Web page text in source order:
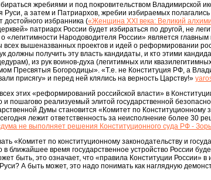
жребиями и под покровительством Владимирской
а затем и Патриархов, жребии избираемых
достойного избранника («Женщина XXI века: Великий
патриарх России будет избираться по другой, не
«легитимности Народоводителя России» является
вышеназванных проектов и идей о реформировании
должны получить эту власть кандидаты, и кто этими
из рук воинов-духа (легитимных или
Пресвятыя Богородицы». «Т.е. не Конституция РФ, а
присягу» и перед ней клялись на верность Царству!»
этих «реформирований российской власти» в
пошагово реализуемый элитой государственной
Думы становится «Комитет по Конституционному
лежит ответственность за неисполнение более 30
не выполняет решения Конституционного суда РФ -
«Комитет по конституционному законодательству и
в ближайшее время государственное устройство России
быть, это означает, что «правила Конституции России»
А быть может, это надо понимать как наглядную